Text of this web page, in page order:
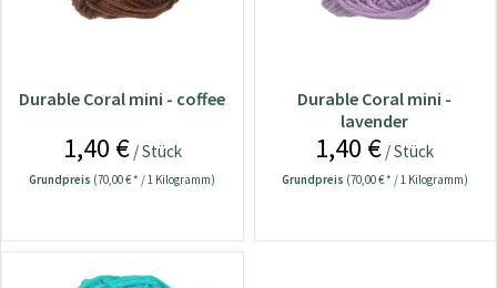
Durable Coral mini - coffee
1,40 €/ Stück
Grundpreis (70,00 € * / 1 Kilogramm)
Durable Coral mini -
lavender
1,40 € / Stück
Grundpreis (70,00 € * / 1 Kilogramm)